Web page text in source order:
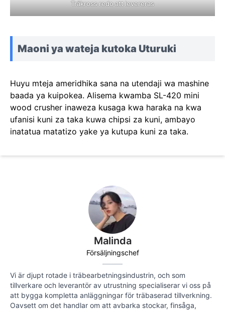
Malinda
Försäljningschef
Vi är djupt rotade i träbearbetningsindustrin, och som
tillverkare och leverantör av utrustning specialiserar vi oss på
att bygga kompletta anläggningar för träbaserad tillverkning.
Oavsett om det handlar om att avbarka stockar, finsåga,
Träkross redo att levereras
Maoni ya wateja kutoka Uturuki
Huyu mteja ameridhika sana na utendaji wa mashine
baada ya kuipokea. Alisema kwamba SL-420 mini
wood crusher inaweza kusaga kwa haraka na kwa
ufanisi kuni za taka kuwa chipsi za kuni, ambayo
inatatua matatizo yake ya kutupa kuni za taka.